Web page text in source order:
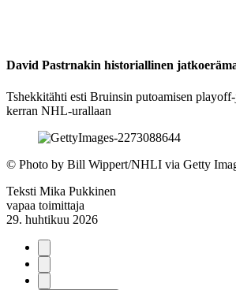
David Pastrnakin historiallinen
Tshekkitähti esti Bruinsin putoamisen playoff-
kerran NHL-urallaan
© Photo by Bill Wippert/NHLI via Getty
Teksti Mika Pukkinen
vapaa toimittaja
29. huhtikuu 2026